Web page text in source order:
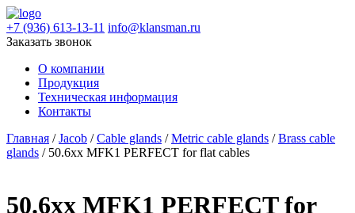
+7 (936) 613-13-11 info@klansman.ru
Заказать звонок
О компании
Продукция
Техническая информация
Контакты
Главная /Jacob /Cable glands /Metric cable glands /Brass cable
glands / 50.6xx MFK1 PERFECT for flat cables
50.6xx MFK1 PERFECT for